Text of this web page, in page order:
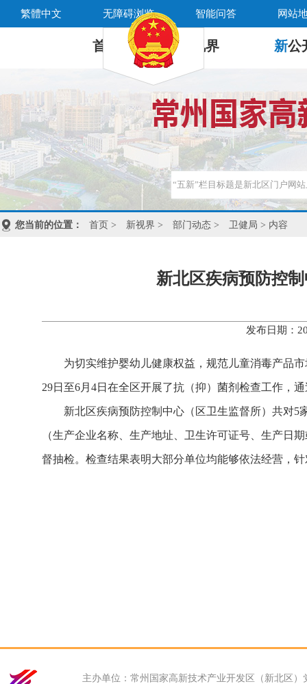
繁體中文 无障碍浏览 智能问答 网站
首 页 新 视界 新公
您当前的位置： 首页 > 新视界 > 部门动态 > 卫健局 > 内容
新北区疾病预防控
发布日期：
为切实维护婴幼儿健康权益，规范儿童消毒产品
29日至6月4日在全区开展了抗（抑）菌剂检查工作，
新北区疾病预防控制中心（区卫生监督所）共对
（生产企业名称、生产地址、卫生许可证号、生产日
督抽检。检查结果表明大部分单位均能够依法经营，
主办单位：常州国家高新技术产业开发区（新北区）